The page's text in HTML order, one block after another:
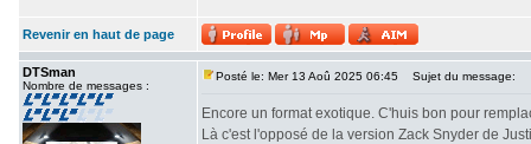
Revenir en haut de page
DTSman
Nombre de messages :
Posté le: Mer 13 Aoû 2025 06:45 Sujet du message:
Encore un format exotique. C'huis bon pour
Là c'est l'opposé de la version Zack Snyder de